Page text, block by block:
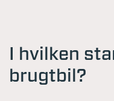
I hvilken
brugtbil?